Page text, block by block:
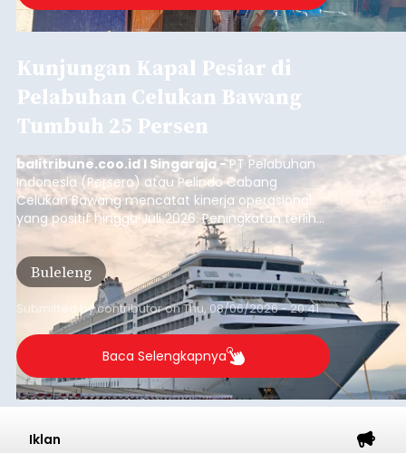
Kunjungan Kapal Pesiar di
Pelabuhan Celukan Bawang
Tumbuh 25 Persen
balitribune.coo.id I Singaraja -PT Pelabuhan
Indonesia (Persero) atau Pelindo Cabang
Celukan Bawang mencatat kinerja operasional
yang positif hingga Juli 2026. Peningkatan terlihat
dari arus kapal yang mencapai 1,48 juta Gross
Tonnage (GT), atau tumbuh 12,4 persen
dibandingkan periode yang sama tahun lalu
yang tercatat sebesar 1,32 juta GT.
Buleleng
Submitted bycontributoronThu, 08/06/2026 - 20:41
Baca Selengkapnya
Iklan